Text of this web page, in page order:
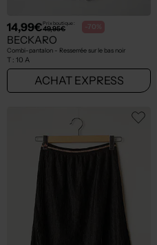
14,99€Prix boutique :
49,95€ -70%
BECKARO
Combi-pantalon - Resserrée sur le bas noir
T : 10 A
ACHAT EXPRESS